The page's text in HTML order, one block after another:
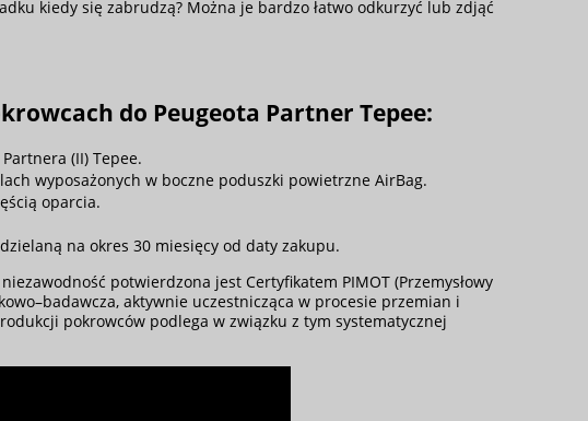
kiedy się zabrudzą? Można je bardzo łatwo odkurzyć lub zdjąć
do Peugeota Partner Tepee:
(II) Tepee.
wyposażonych w boczne poduszki powietrzne AirBag.
oparcia.
na okres 30 miesięcy od daty zakupu.
potwierdzona jest Certyfikatem PIMOT (Przemysłowy
aktywnie uczestnicząca w procesie przemian i
pokrowców podlega w związku z tym systematycznej